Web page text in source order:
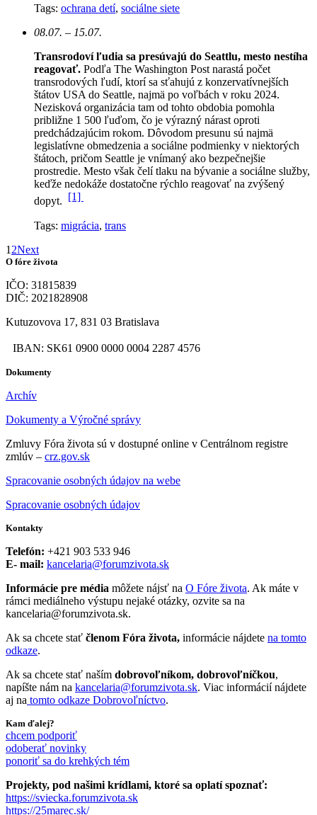
Tags: ochrana detí, sociálne siete
08.07. – 15.07.
Transrodoví ľudia sa presúvajú do Seattlu, mesto nestíha
reagovať. Podľa The Washington Post narastá počet
transrodových ľudí, ktorí sa sťahujú z konzervatívnejších
štátov USA do Seattle, najmä po voľbách v roku 2024.
Nezisková organizácia tam od tohto obdobia pomohla
približne 1 500 ľuďom, čo je výrazný nárast oproti
predchádzajúcim rokom. Dôvodom presunu sú najmä
legislatívne obmedzenia a sociálne podmienky v niektorých
štátoch, pričom Seattle je vnímaný ako bezpečnejšie
prostredie. Mesto však čelí tlaku na bývanie a sociálne služby,
keďže nedokáže dostatočne rýchlo reagovať na zvýšený
dopyt. [1]
Tags: migrácia, trans
1 2Next
O fóre života
IČO: 31815839
DIČ: 2021828908
Kutuzovova 17, 831 03 Bratislava
IBAN: SK61 0900 0000 0004 2287 4576
Dokumenty
Archív
Dokumenty a Výročné správy
Zmluvy Fóra života sú v dostupné online v Centrálnom registre
zmlúv – crz.gov.sk
Spracovanie osobných údajov na webe
Spracovanie osobných údajov
Kontakty
Telefón: +421 903 533 946
E- mail: kancelaria@forumzivota.sk
Informácie pre média môžete nájsť na O Fóre života. Ak máte v
rámci mediálneho výstupu nejaké otázky, ozvite sa na
kancelaria@forumzivota.sk.
Ak sa chcete stať členom Fóra života, informácie nájdete na tomto
odkaze.
Ak sa chcete stať naším dobrovoľníkom, dobrovoľníčkou,
napíšte nám na kancelaria@forumzivota.sk. Viac informácií nájdete
aj na tomto odkaze Dobrovoľníctvo.
Kam ďalej?
chcem podporiť
odoberať novinky
ponoriť sa do krehkých tém
Projekty, pod našimi krídlami, ktoré sa oplatí spoznať:
https://sviecka.forumzivota.sk
https://25marec.sk/